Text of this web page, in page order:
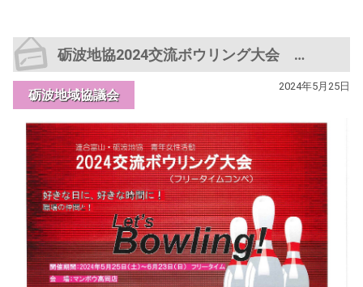
砺波地協2024交流ボウリング大会 エントリー募集中（5/15まで）
砺波地域協議会
2024年5月25日